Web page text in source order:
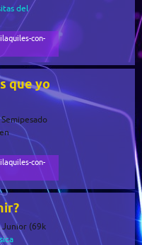
del
con-
que yo
Semipesado
en
con-
Junior (69k